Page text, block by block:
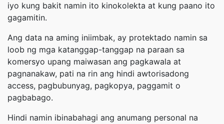
iyo kung bakit namin ito kinokolekta at kung paano ito
gagamitin.
Ang data na aming iniimbak, ay protektado namin sa
loob ng mga katanggap-tanggap na paraan sa
komersyo upang maiwasan ang pagkawala at
pagnanakaw, pati na rin ang hindi awtorisadong
access, pagbubunyag, pagkopya, paggamit o
pagbabago.
Hindi namin ibinabahagi ang anumang personal na